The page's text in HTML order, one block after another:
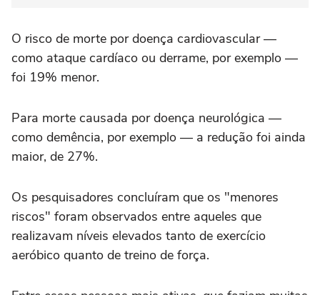
O risco de morte por doença cardiovascular —
como ataque cardíaco ou derrame, por exemplo —
foi 19% menor.
Para morte causada por doença neurológica —
como demência, por exemplo — a redução foi ainda
maior, de 27%.
Os pesquisadores concluíram que os "menores
riscos" foram observados entre aqueles que
realizavam níveis elevados tanto de exercício
aeróbico quanto de treino de força.